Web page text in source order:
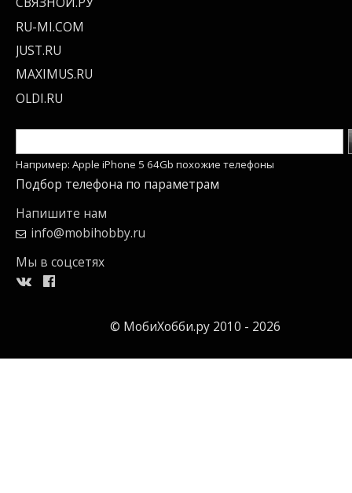
RU-MI.COM
JUST.RU
MAXIMUS.RU
OLDI.RU
Например: Apple iPhone 5 64Gb похожие телефоны
Подбор телефона по параметрам
Напишите нам
info@mobihobby.ru
Мы в соцсетях
© МобиХобби.ру 2010 - 2026